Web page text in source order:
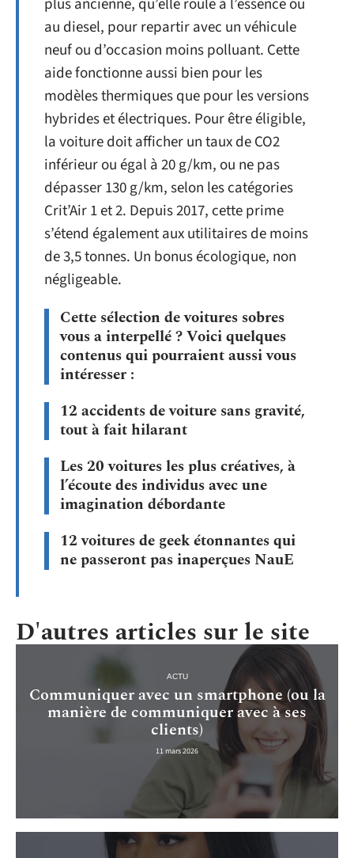
au diesel, pour repartir avec un véhicule
neuf ou d’occasion moins polluant. Cette
aide fonctionne aussi bien pour les
modèles thermiques que pour les versions
hybrides et électriques. Pour être éligible,
la voiture doit afficher un taux de CO2
inférieur ou égal à 20 g/km, ou ne pas
dépasser 130 g/km, selon les catégories
Crit’Air 1 et 2. Depuis 2017, cette prime
s’étend également aux utilitaires de moins
de 3,5 tonnes. Un bonus écologique, non
négligeable.
Cette sélection de voitures sobres
vous a interpellé ? Voici quelques
contenus qui pourraient aussi vous
intéresser :
12 accidents de voiture sans gravité,
tout à fait hilarant
Les 20 voitures les plus créatives, à
l’écoute des individus avec une
imagination débordante
12 voitures de geek étonnantes qui
ne passeront pas inaperçues NauE
D'autres articles sur le site
ACTU
Communiquer avec un smartphone (ou la
manière de communiquer avec à ses
clients)
11 mars 2026